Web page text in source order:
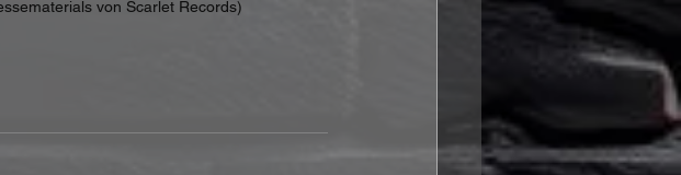
von Scarlet Records)